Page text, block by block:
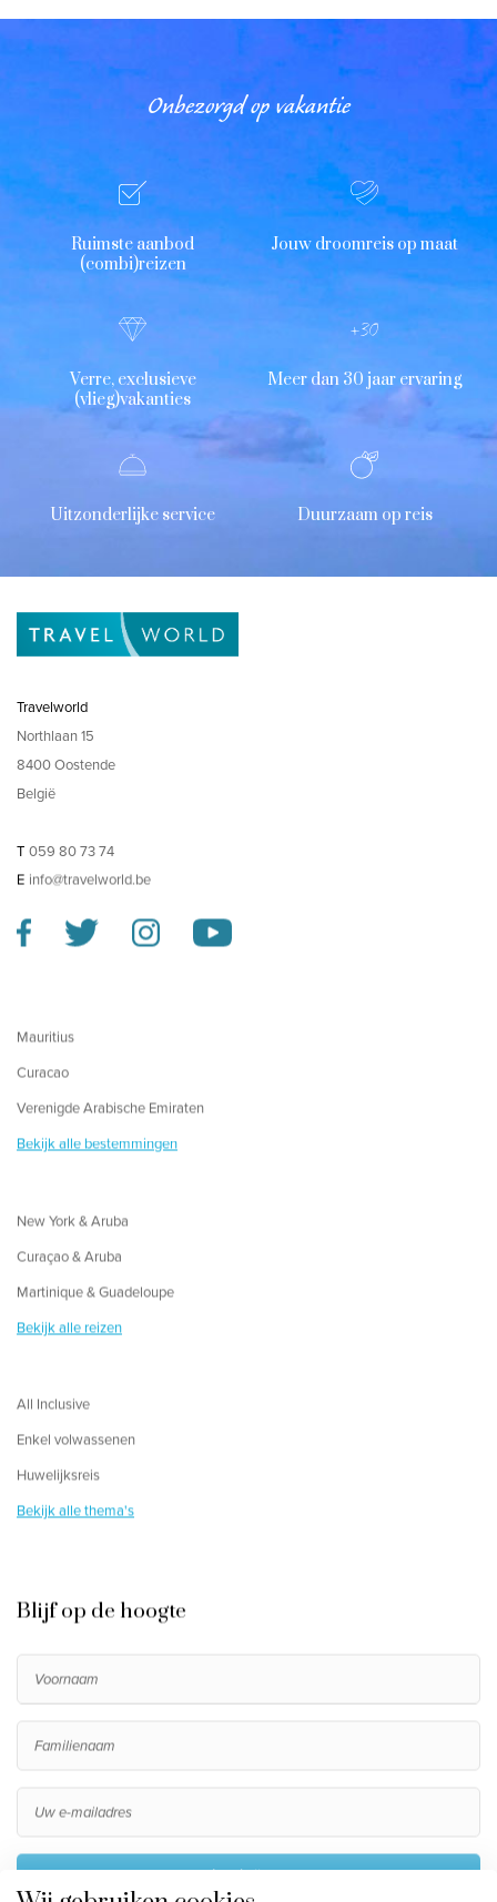
Onbezorgd op vakantie
Ruimste aanbod
(combi)reizen
Jouw droomreis op maat
Verre, exclusieve
(vlieg)vakanties
Meer dan 30 jaar ervaring
Uitzonderlijke service Duurzaam op reis
Travelworld
Northlaan 15
8400 Oostende
België
T 059 80 73 74
E info@travelworld.be
Mauritius
Curacao
Verenigde Arabische Emiraten
Bekijk alle bestemmingen
New York & Aruba
Curaçao & Aruba
Martinique & Guadeloupe
Bekijk alle reizen
All Inclusive
Enkel volwassenen
Huwelijksreis
Bekijk alle thema's
Blijf op de hoogte
Inschrijven